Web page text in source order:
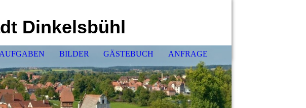
Dinkelsbühl
AUFGABEN BILDER GÄSTEBUCH ANFRAGE